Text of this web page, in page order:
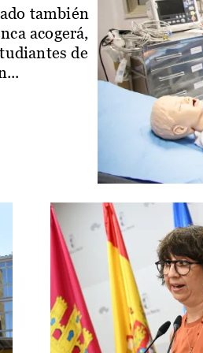
también
acogerá,
de